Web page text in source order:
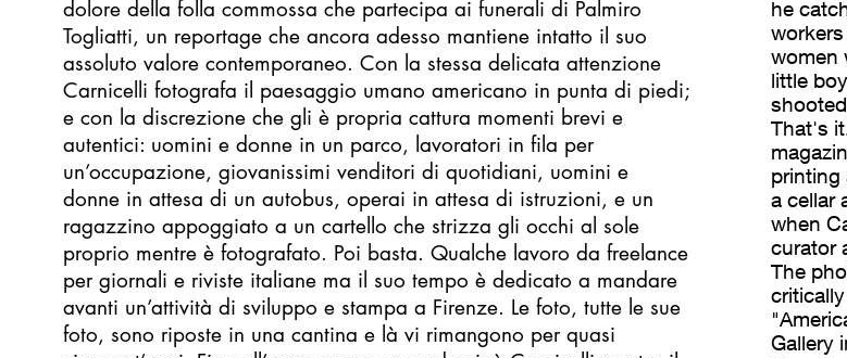
dolore della folla commossa che partecipa ai funerali di Palmiro
Togliatti, un reportage che ancora adesso mantiene intatto il suo
assoluto valore contemporaneo. Con la stessa delicata attenzione
Carnicelli fotografa il paesaggio umano americano in punta di piedi;
e con la discrezione che gli è propria cattura momenti brevi e
autentici: uomini e donne in un parco, lavoratori in fila per
un’occupazione, giovanissimi venditori di quotidiani, uomini e
donne in attesa di un autobus, operai in attesa di istruzioni, e un
ragazzino appoggiato a un cartello che strizza gli occhi al sole
proprio mentre è fotografato. Poi basta. Qualche lavoro da freelance
per giornali e riviste italiane ma il suo tempo è dedicato a mandare
avanti un’attività di sviluppo e stampa a Firenze. Le foto, tutte le sue
foto, sono riposte in una cantina e là vi rimangono per quasi
he
women
little
That's
printing
a cellar
when
curator
The
Gallery